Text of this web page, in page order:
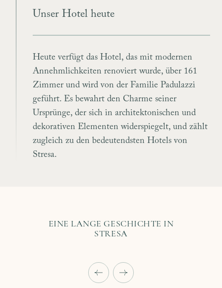
Unser Hotel heute
Heute verfügt das Hotel, das mit modernen
Annehmlichkeiten renoviert wurde, über 161
Zimmer und wird von der Familie Padulazzi
geführt. Es bewahrt den Charme seiner
Ursprünge, der sich in architektonischen und
dekorativen Elementen widerspiegelt, und zählt
zugleich zu den bedeutendsten Hotels von
Stresa.
EINE LANGE GESCHICHTE IN
STRESA